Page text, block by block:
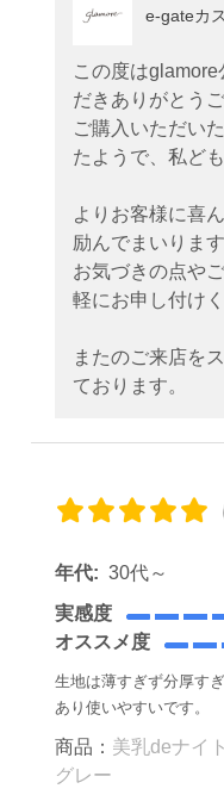
e-gateカ
この度は
だきありがとう
ご購入いただい
たようで、私ど
よりお客様に喜
励んでまいります
お気づきの点や
軽にお申し付け
またのご来店を
ております。
年代: 30代～
実感度
オススメ度
生地は薄すぎず分厚す
あり使いやすいです。
商品： 美乳deナイ
グレー